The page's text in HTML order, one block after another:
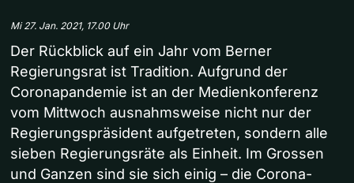
Mi 27. Jan. 2021, 17.00 Uhr
Der Rückblick auf ein Jahr vom Berner
Regierungsrat ist Tradition. Aufgrund der
Coronapandemie ist an der Medienkonferenz
vom Mittwoch ausnahmsweise nicht nur der
Regierungspräsident aufgetreten, sondern alle
sieben Regierungsräte als Einheit. Im Grossen
und Ganzen sind sie sich einig – die Corona-